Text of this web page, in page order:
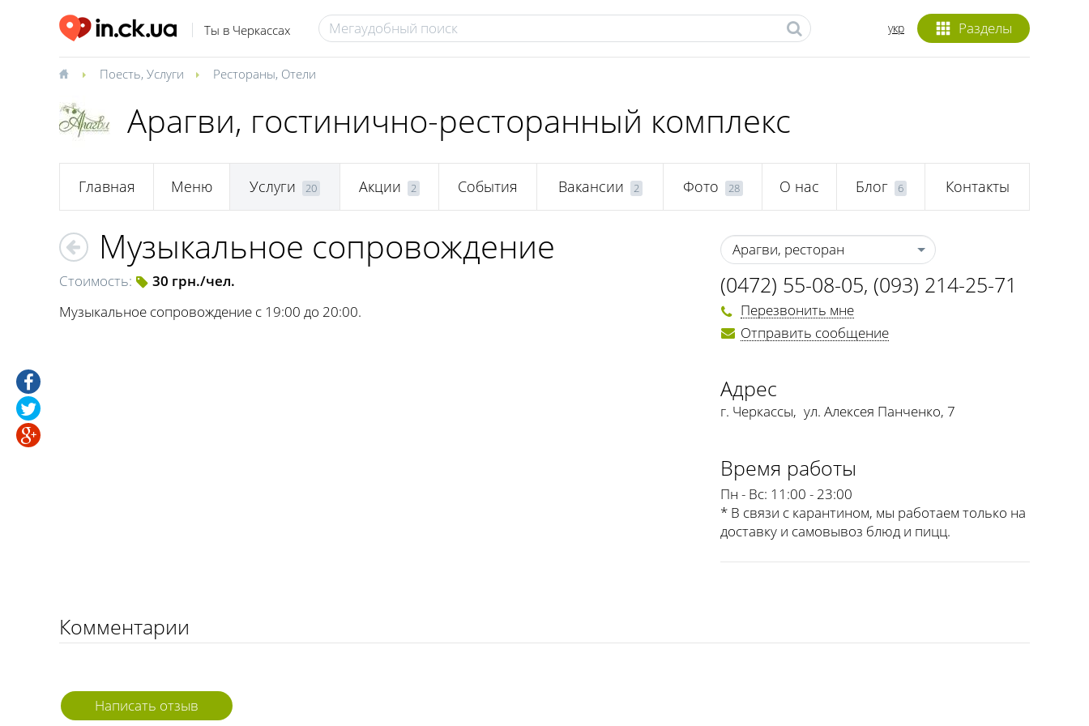
Ты в Черкассах Разделы
укр
Поесть, Услуги Рестораны, Отели
Арагви, гостинично-ресторанный комплекс
Главная Меню Услуги 20 Акции 2 События Вакансии 2 Фото 28 О нас Блог 6 Контакты
Музыкальное сопровождение
Стоимость:
30 грн./чел.
Музыкальное сопровождение с 19:00 до 20:00.
Арагви, ресторан
(0472) 55-08-05, (093) 214-25-71
Перезвонить мне
Отправить сообщение
Адрес
г. Черкассы, ул. Алексея Панченко, 7
Время работы
Пн - Вс: 11:00 - 23:00
* В связи с карантином, мы работаем только на
доставку и самовывоз блюд и пицц.
Комментарии
Написать отзыв